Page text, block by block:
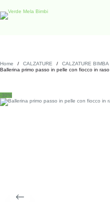
Home / CALZATURE / CALZATURE BIMBA
Ballerina primo passo in pelle con fiocco in raso
-30%